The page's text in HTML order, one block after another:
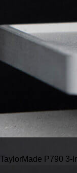
TaylorMade P790 3-